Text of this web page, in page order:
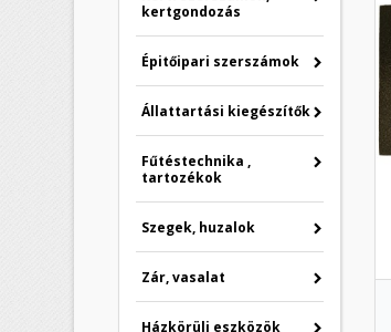
kertgondozás
Épitőipari szerszámok
Állattartási kiegészítők
Fűtéstechnika ,
tartozékok
Szegek, huzalok
Zár, vasalat
Házkörüli eszközök